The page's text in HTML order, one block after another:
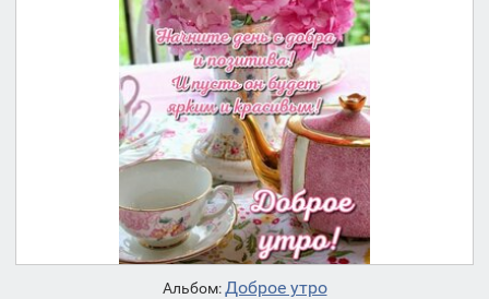
Альбом:Доброе утро